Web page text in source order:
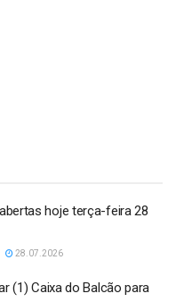
hoje terça-feira 28
28.07.2026
(1) Caixa do Balcão para